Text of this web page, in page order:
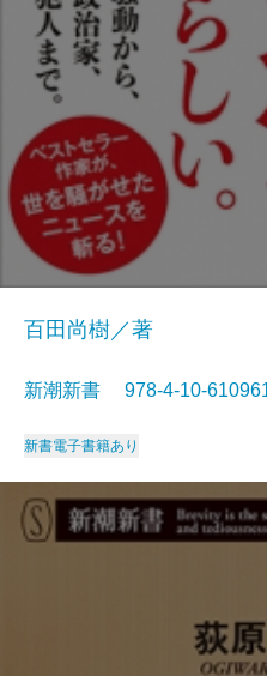
百田尚樹／著
新潮新書 978-4-10-
新書電子書籍あり